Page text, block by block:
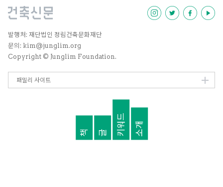
발행처: 재단법인 정림건축문화재단
문의: kim@junglim.org
Copyright © Junglim Foundation.
책 글 키워드 소개
패밀리 사이트